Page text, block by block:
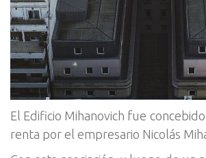
El Edificio Mihanovich fue
renta por el empresario Nicolás